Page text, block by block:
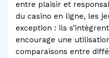
entre plaisir et
du casino en ligne, les
exception : ils
encourage une
comparaisons entre